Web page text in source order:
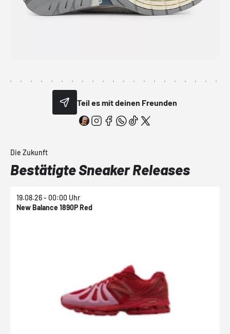
Teil es mit deinen Freunden
Die Zukunft
Bestätigte Sneaker Releases
19.08.26 - 00:00 Uhr
New Balance 1890P Red